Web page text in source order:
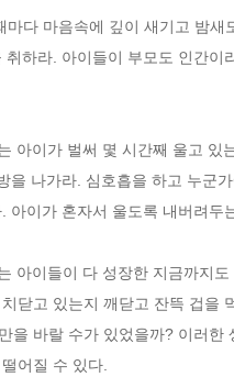
마다 마음속에 깊이 새기고 밤
하라. 아이들이 부모도 인간
아이가 벌써 몇 시간째 울고
을 나가라. 심호흡을 하고 누군
아이가 혼자서 울도록 내버려
아이들이 다 성장한 지금까지
닫고 있는지 깨닫고 잔뜩 겁을
을 바랄 수가 있었을까? 이러
어질 수 있다.